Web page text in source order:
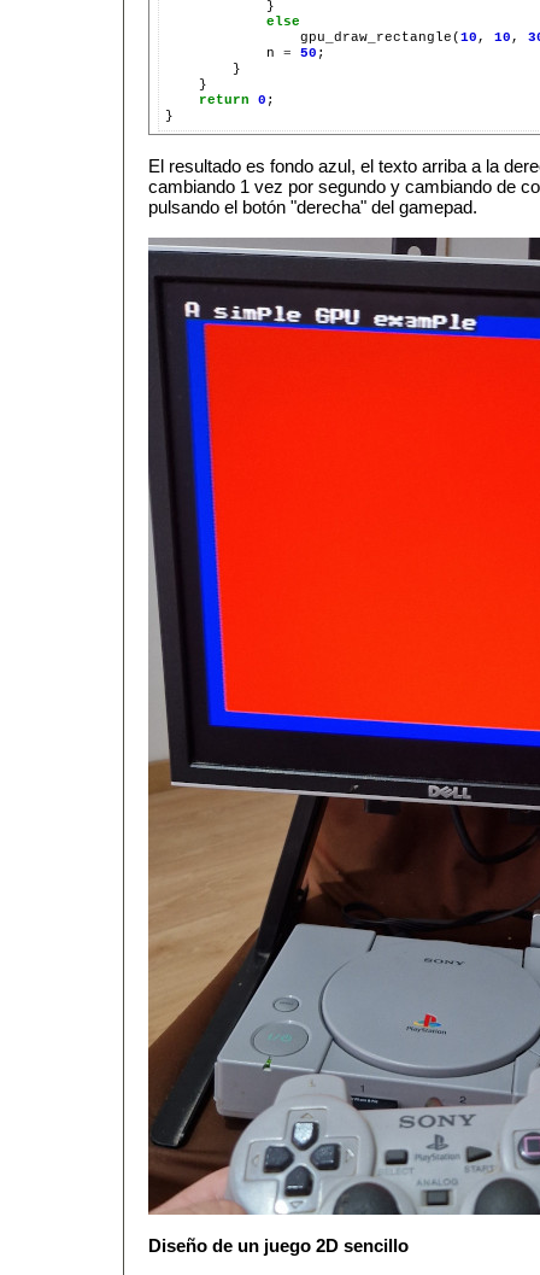
else
gpu_draw_rectangle(10 , 10 ,
n
= 50
return
0 ;
El resultado es fondo azul, el texto arriba a la
cambiando 1 vez por segundo y cambiando de
pulsando el botón "derecha" del gamepad.
Diseño de un juego 2D sencillo